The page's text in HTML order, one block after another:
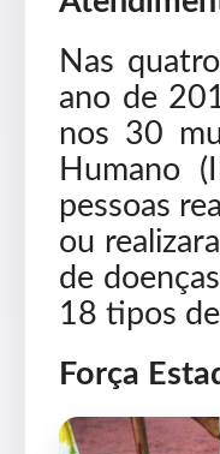
Nas
ano de
nos 30
Humano
pessoas
ou
de
18 tipos
Força